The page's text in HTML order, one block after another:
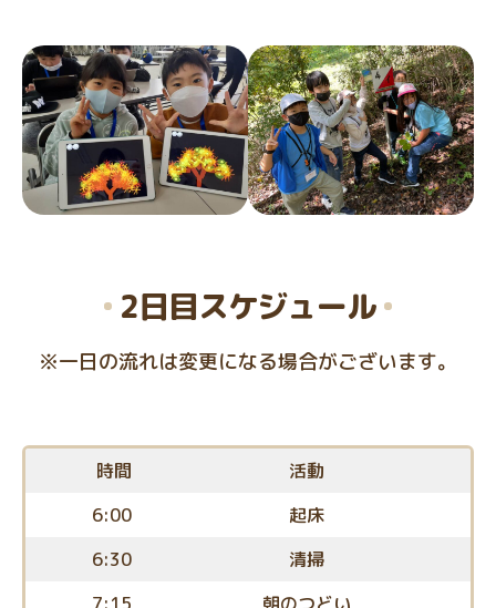
2日目スケジュール
※一日の流れは変更になる場合がございます。
時間
活動
6:00
起床
6:30
清掃
7:15
朝のつどい